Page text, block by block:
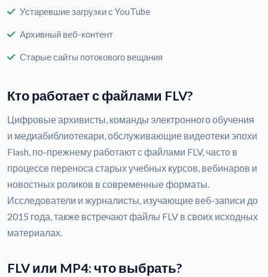
Устаревшие загрузки с YouTube
Архивный веб-контент
Старые сайты потокового вещания
Кто работает с файлами FLV?
Цифровые архивисты, команды электронного обучения
и медиабиблиотекари, обслуживающие видеотеки эпохи
Flash, по-прежнему работают с файлами FLV, часто в
процессе переноса старых учебных курсов, вебинаров и
новостных роликов в современные форматы.
Исследователи и журналисты, изучающие веб-записи до
2015 года, также встречают файлы FLV в своих исходных
материалах.
FLV или MP4: что выбрать?